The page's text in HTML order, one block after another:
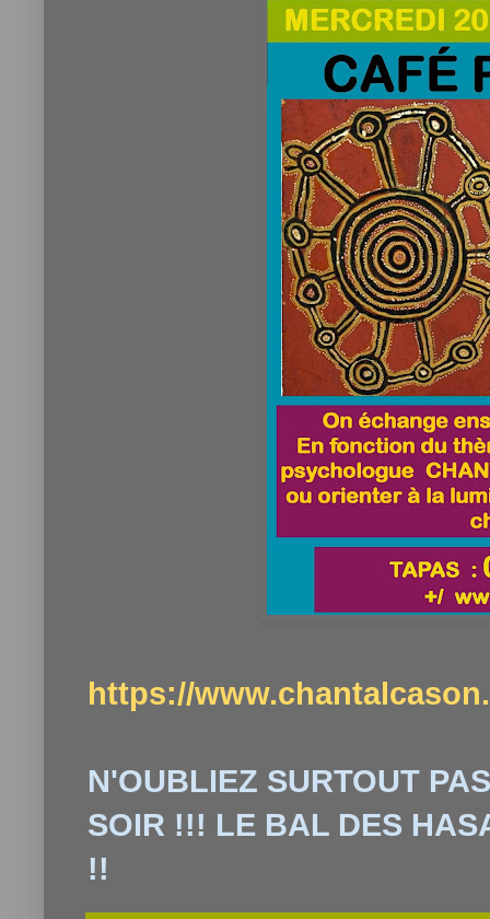
https://
N'OUBLIEZ SURTOUT
SOIR !!! LE BAL DES
!!